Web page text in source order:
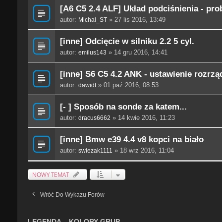
[A6 C5 2.4 ALF] Układ podciśnienia -
autor: Michal_ST» 27 lis 2016, 13:49
[inne] Odcięcie w silniku 2.2 5 cyl.
autor: emilus143 » 14 gru 2016, 14:41
[inne] S6 C5 4.2 ANK - ustawienie
autor: dawidt» 01 paź 2016, 08:53
[- ] Sposób na sonde za katem...
autor: dracus6662 » 14 kwie 2016, 11:23
[inne] Bmw e39 4.4 v8 kopci na biało
autor: swiezak1111 » 18 wrz 2016, 11:04
NOWY TEMAT
Wróć Do Wykazu Forów